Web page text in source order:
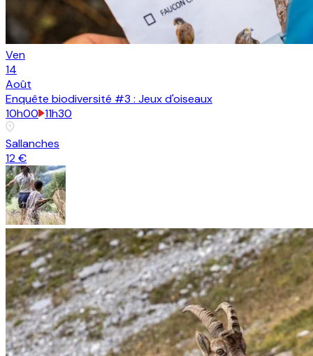
Ven
14
Août
Enquête biodiversité #3 : Jeux d'oiseaux
10h00 11h30
Sallanches
12 €